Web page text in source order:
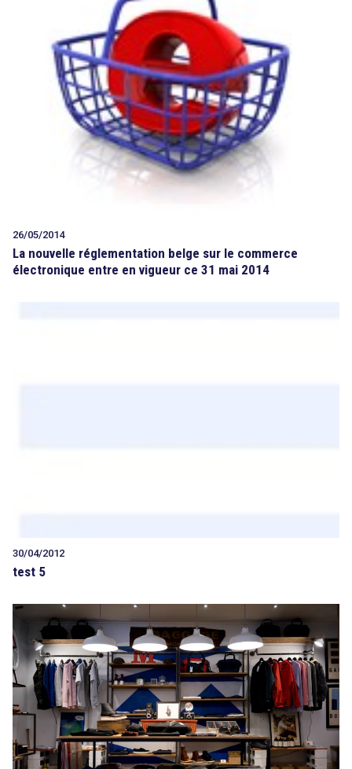
26/05/2014
La nouvelle réglementation belge sur le commerce
électronique entre en vigueur ce 31 mai 2014
30/04/2012
test 5